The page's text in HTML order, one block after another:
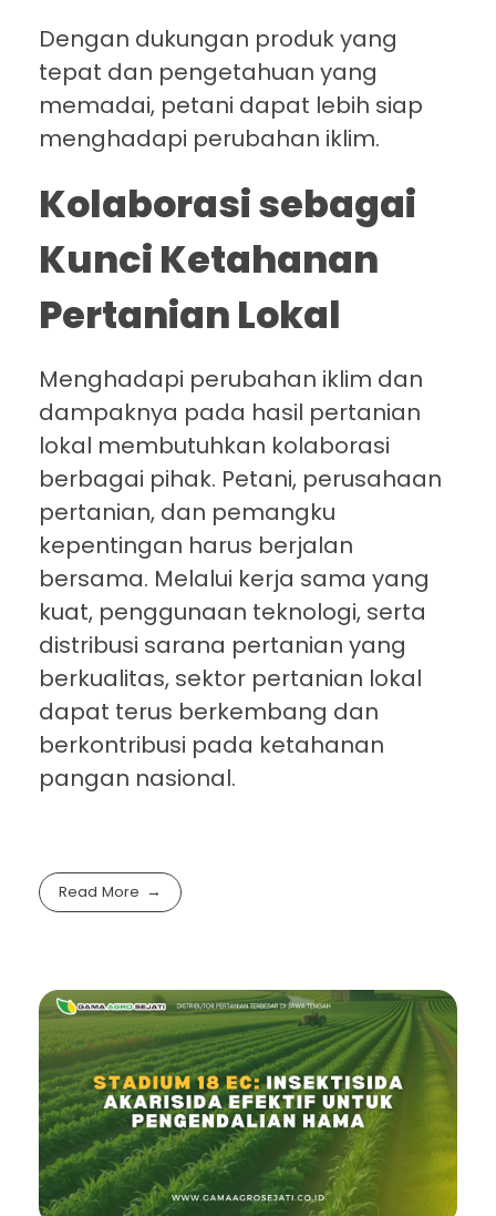
Dengan dukungan produk yang
tepat dan pengetahuan yang
memadai, petani dapat lebih siap
menghadapi perubahan iklim.
Kolaborasi sebagai
Kunci Ketahanan
Pertanian Lokal
Menghadapi perubahan iklim dan
dampaknya pada hasil pertanian
lokal membutuhkan kolaborasi
berbagai pihak. Petani, perusahaan
pertanian, dan pemangku
kepentingan harus berjalan
bersama. Melalui kerja sama yang
kuat, penggunaan teknologi, serta
distribusi sarana pertanian yang
berkualitas, sektor pertanian lokal
dapat terus berkembang dan
berkontribusi pada ketahanan
pangan nasional.
Read More